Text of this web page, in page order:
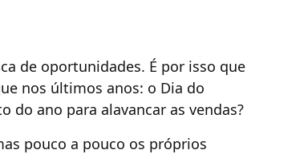
de oportunidades. É por isso que
nos últimos anos: o Dia do
do ano para alavancar as vendas?
pouco a pouco os próprios